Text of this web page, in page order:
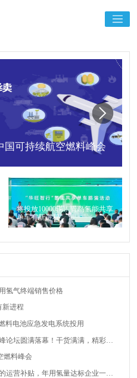
国可持续航空燃料峰会
将投放10000辆！青岛氢能共享
单车有新进程
氢气终端销售价格
新进程
料电池应急发电系统投用
论坛圆满落幕！干货满满，精彩瞬
燃料峰会
运营补贴，年用氢量达标企业一次